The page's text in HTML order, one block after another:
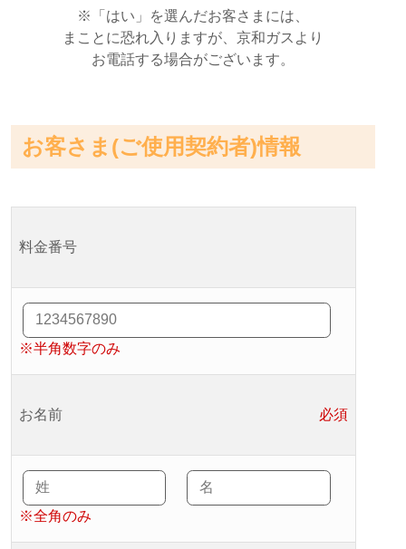
※「はい」を選んだお客さまには、
まことに恐れ入りますが、 京和ガスより
お電話する場合がございます。
お客さま(ご使用契約者)情報
料金番号
※半角数字のみ
お名前 必須
※全角のみ